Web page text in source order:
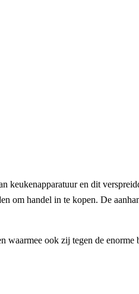
en dit
om handel in te kopen. De
ook zij tegen de